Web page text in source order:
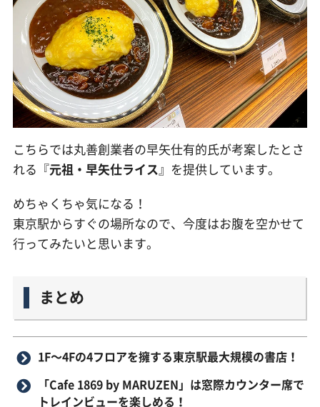
こちらでは丸善創業者の早矢仕有的氏が考案したとさ
れる『元祖・早矢仕ライス 』を提供しています。
めちゃくちゃ気になる！
東京駅からすぐの場所なので、今度はお腹を空かせて
行ってみたいと思います。
まとめ
1F〜4Fの4フロアを擁する東京駅最大規模の書店！
「Cafe 1869 by MARUZEN」は窓際カウンター席で
トレインビューを楽しめる！